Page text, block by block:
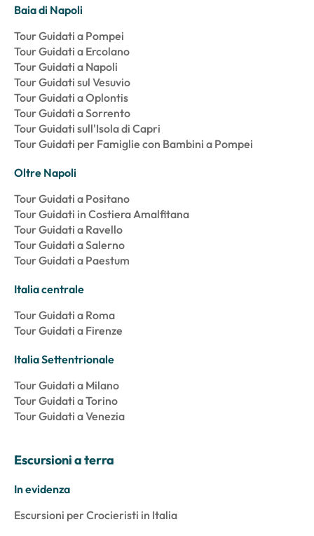
Baia di Napoli
Tour Guidati a Pompei
Tour Guidati a Ercolano
Tour Guidati a Napoli
Tour Guidati sul Vesuvio
Tour Guidati a Oplontis
Tour Guidati a Sorrento
Tour Guidati sull'Isola di Capri
Tour Guidati per Famiglie con Bambini a Pompei
Oltre Napoli
Tour Guidati a Positano
Tour Guidati in Costiera Amalfitana
Tour Guidati a Ravello
Tour Guidati a Salerno
Tour Guidati a Paestum
Italia centrale
Tour Guidati a Roma
Tour Guidati a Firenze
Italia Settentrionale
Tour Guidati a Milano
Tour Guidati a Torino
Tour Guidati a Venezia
Escursioni a terra
In evidenza
Escursioni per Crocieristi in Italia